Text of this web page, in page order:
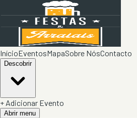
InícioEventosMapaSobre NósContacto
Descobrir
+ Adicionar Evento
Abrir menu